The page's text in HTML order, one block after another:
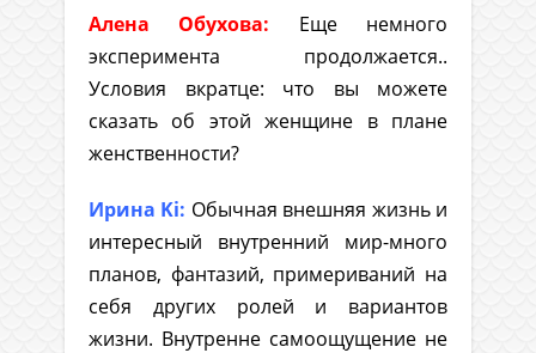
Алена Обухова: Еще немного
эксперимента продолжается..
Условия вкратце: что вы можете
сказать об этой женщине в плане
женственности?
Ирина Ki: Обычная внешняя жизнь и
интересный внутренний мир-много
планов, фантазий, примериваний на
себя других ролей и вариантов
жизни. Внутренне самоощущение не